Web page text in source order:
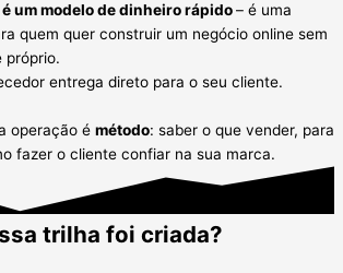
é um modelo de dinheiro rápido– é uma
quem quer construir um negócio online sem
próprio.
entrega direto para o seu cliente.
operação é método: saber o que vender, para
fazer o cliente confiar na sua marca.
trilha foi criada?